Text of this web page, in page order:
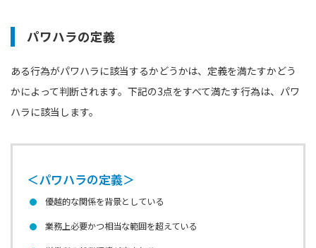
パワハラの定義
ある行為がパワハラに該当するかどうかは、定義を満たすかどう
かによって判断されます。下記の3点をすべて満たす行為は、パワ
ハラに該当します。
＜パワハラの定義＞
優越的な関係を背景としている
業務上必要かつ相当な範囲を超えている